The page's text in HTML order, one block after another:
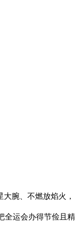
腕、不燃放焰火，
全运会办得节俭且精